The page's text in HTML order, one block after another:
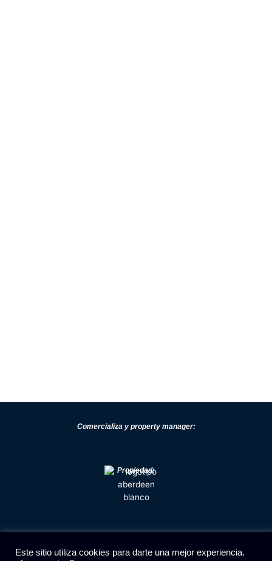
Comercializa y property manager:
Propiedad:
+34 93 223 04 68
Este sitio utiliza cookies para darte una mejor experiencia.